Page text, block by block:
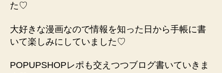
た♡
大好きな漫画なので情報を知った日から手帳に書
いて楽しみにしていました♡
POPUPSHOPレポも交えつつブログ書いていきま